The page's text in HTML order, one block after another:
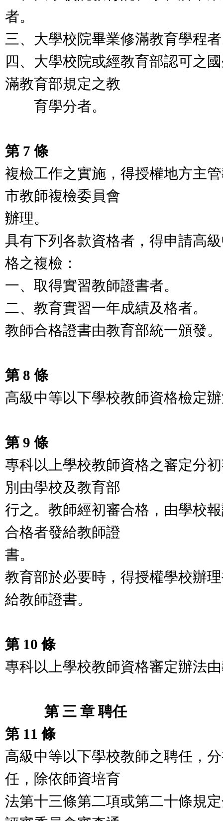
者。
三、大學校院畢業修滿教育學程
四、大學校院或經教育部認可之
滿教育部規定之教
育學分者。
第 7 條
複檢工作之實施，得授權地方主
市教師複檢委員會
辦理。
具有下列各款資格者，得申請高
格之複檢：
一、取得實習教師證書者。
二、教育實習一年成績及格者。
教師合格證書由教育部統一頒發。
第 8 條
高級中等以下學校教師資格檢定
第 9 條
專科以上學校教師資格之審定分
別由學校及教育部
行之。教師經初審合格，由學校
合格者發給教師證
書。
教育部於必要時，得授權學校辦
給教師證書。
第 10 條
專科以上學校教師資格審定辦法
第 三 章 聘任
第 11 條
高級中等以下學校教師之聘任，
任，除依師資培育
法第十三條第二項或第二十條規